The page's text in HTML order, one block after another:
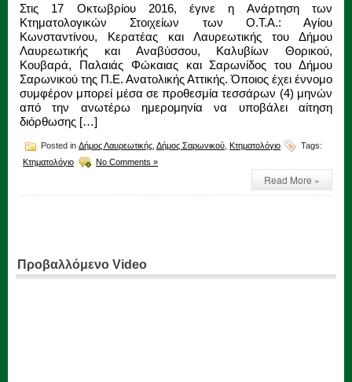
Στις 17 Οκτωβρίου 2016, έγινε η Ανάρτηση των
Κτηματολογικών Στοιχείων των Ο.Τ.Α.: Αγίου
Κωνσταντίνου, Κερατέας και Λαυρεωτικής του Δήμου
Λαυρεωτικής και Αναβύσσου, Καλυβίων Θορικού,
Κουβαρά, Παλαιάς Φώκαιας και Σαρωνίδος του Δήμου
Σαρωνικού της Π.Ε. Ανατολικής Αττικής. Όποιος έχει έννομο
συμφέρον μπορεί μέσα σε προθεσμία τεσσάρων (4) μηνών
από την ανωτέρω ημερομηνία να υποβάλει αίτηση
διόρθωσης […]
Posted in Δήμος Λαυρεωτικής Δήμος Σαρωνικού Κτηματολόγιο
Tags:
Κτηματολόγιο
No Comments »
Read More »
Προβαλλόμενο Video